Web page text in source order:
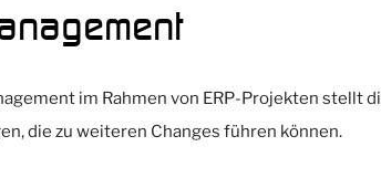
im Rahmen von ERP-Projekten
die zu weiteren Changes führen können.